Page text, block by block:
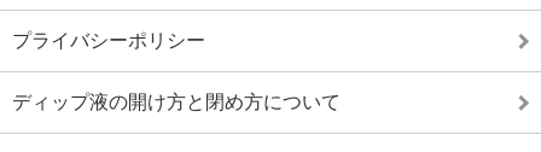
プライバシーポリシー
ディップ液の開け方と閉め方について